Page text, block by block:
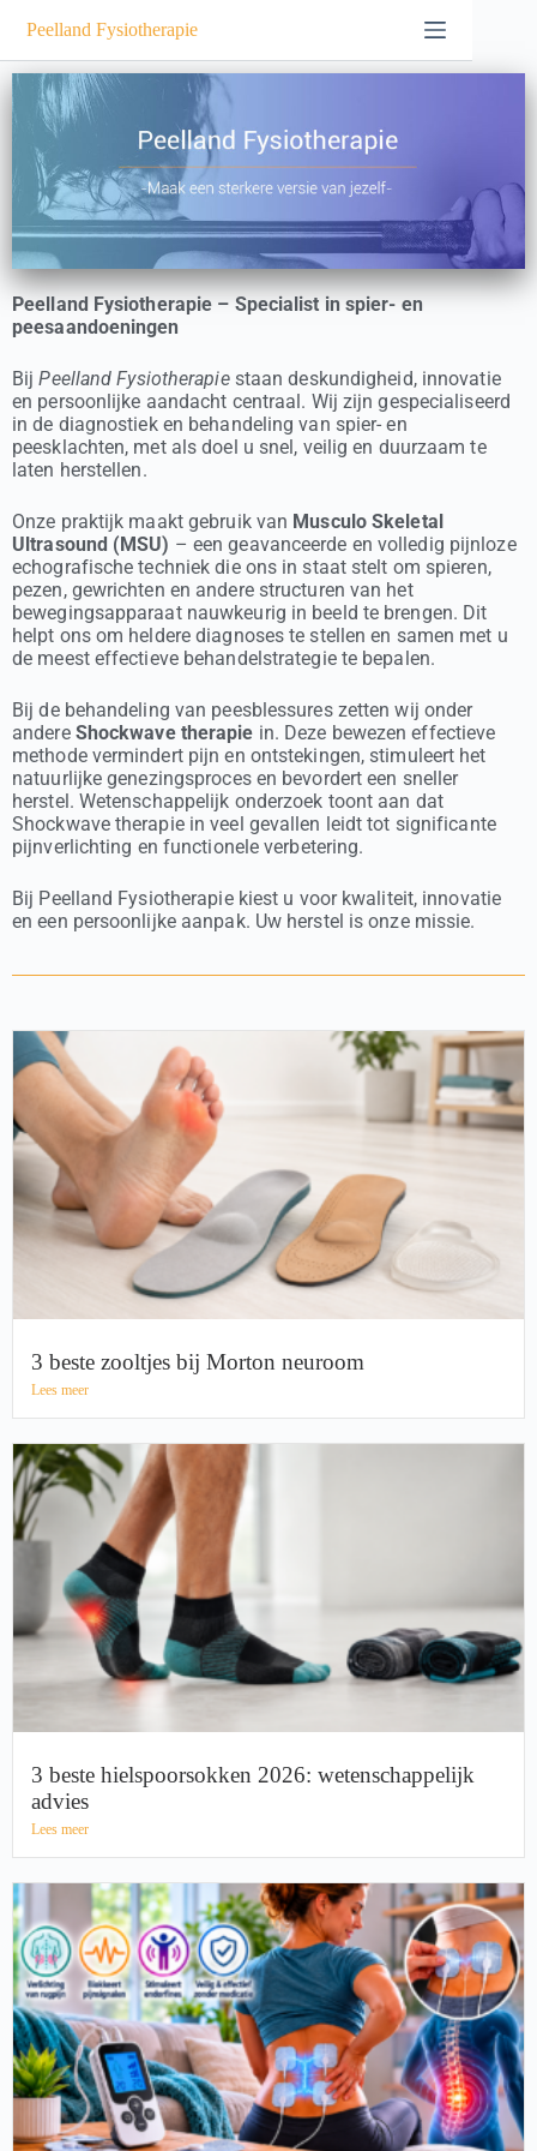
Peelland Fysiotherapie
Peelland Fysiotherapie – Specialist in spier- en
peesaandoeningen
BijPeelland Fysiotherapiestaan deskundigheid, innovatie
en persoonlijke aandacht centraal. Wij zijn gespecialiseerd
in de diagnostiek en behandeling van spier- en
peesklachten, met als doel u snel, veilig en duurzaam te
laten herstellen.
Onze praktijk maakt gebruik van Musculo Skeletal
Ultrasound (MSU) – een geavanceerde en volledig pijnloze
echografische techniek die ons in staat stelt om spieren,
pezen, gewrichten en andere structuren van het
bewegingsapparaat nauwkeurig in beeld te brengen. Dit
helpt ons om heldere diagnoses te stellen en samen met u
de meest effectieve behandelstrategie te bepalen.
Bij de behandeling van peesblessures zetten wij onder
andere Shockwave therapie in. Deze bewezen effectieve
methode vermindert pijn en ontstekingen, stimuleert het
natuurlijke genezingsproces en bevordert een sneller
herstel. Wetenschappelijk onderzoek toont aan dat
Shockwave therapie in veel gevallen leidt tot significante
pijnverlichting en functionele verbetering.
Bij Peelland Fysiotherapie kiest u voor kwaliteit, innovatie
en een persoonlijke aanpak. Uw herstel is onze missie.
3 beste zooltjes bij Morton neuroom
Lees meer
3 beste hielspoorsokken 2026: wetenschappelijk
advies
Lees meer